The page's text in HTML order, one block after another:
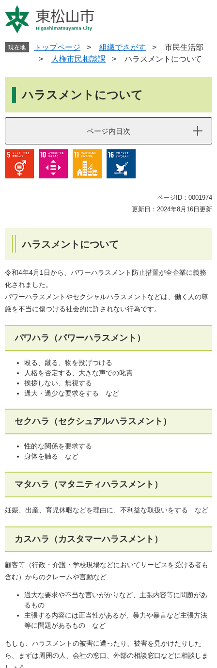
ー
ジ
す
ニ
ュ
し
へ
現在地 トップページ > 組織でさがす >
市民生活部
>
人権市民相談課 > ハラスメントについて
ハラスメントについて
ページ内目次
ページID：0001974
更新日：2024年8月16日更新
ハラスメントについて
令和4年4月1日から、パワーハラスメント防止措置が全企業に義務
化されました。
パワーハラスメントやセクシャルハラスメントなどは、働く人の尊
厳を不当に傷つける社会的に許されない行為です。
パワハラ（パワーハラスメント）
殴る、蹴る、物を投げつける
人格を否定する、大きな声での叱責
挨拶しない、無視する
過大・過少な要求をする など
セクハラ（セクシュアルハラスメント）
性的な関係を要求する
身体を触る など
マタハラ（マタニティハラスメント）
妊娠、出産、育児休暇などを理由に、不利益な取扱いをする など
カスハラ（カスタマーハラスメント）
顧客等（行政・介護・学校現場などにおいてサービスを受ける者も
含む）からのクレームや言動など
過大な要求や不当な言いがかりなど、主張内容等に問題があ
るもの
主張する内容には正当性があるが、暴力や暴言など主張方法
等に問題があるもの など
もしも、ハラスメントの被害に遭ったり、被害を見かけたりした
ら、まずは周囲の人、会社の窓口、外部の相談窓口などに相談しま